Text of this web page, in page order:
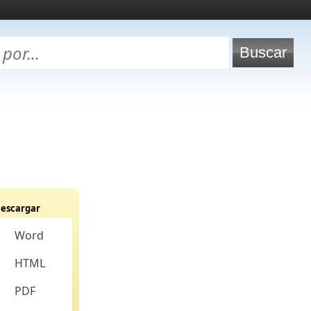
Word
HTML
PDF